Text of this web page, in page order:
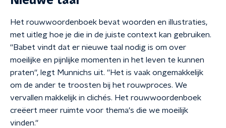
Het rouwwoordenboek bevat woorden en illustraties,
met uitleg hoe je die in de juiste context kan gebruiken.
''Babet vindt dat er nieuwe taal nodig is om over
moeilijke en pijnlijke momenten in het leven te kunnen
praten'', legt Munnichs uit. ''Het is vaak ongemakkelijk
om de ander te troosten bij het rouwproces. We
vervallen makkelijk in clichés. Het rouwwoordenboek
creëert meer ruimte voor thema's die we moeilijk
vinden.''